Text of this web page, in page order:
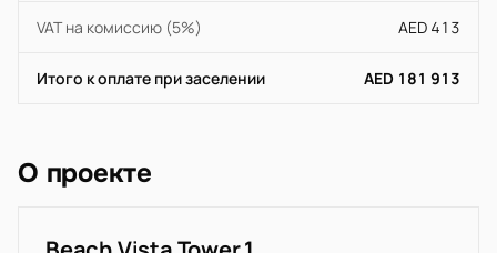
VAT на комиссию (5%) AED 413
Итого к оплате при заселении AED 181 913
О проекте